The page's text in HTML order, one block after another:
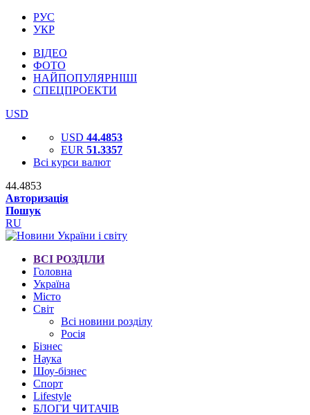
РУС
УКР
ВІДЕО
ФОТО
НАЙПОПУЛЯРНІШІ
СПЕЦПРОЕКТИ
USD
USD 44.4853
EUR 51.3357
Всі курси валют
44.4853
Авторизація
Пошук
RU
ВСІ РОЗДІЛИ
Головна
Україна
Місто
Світ
Всі новини розділу
Росія
Бізнес
Наука
Шоу-бізнес
Спорт
Lifestyle
БЛОГИ ЧИТАЧІВ